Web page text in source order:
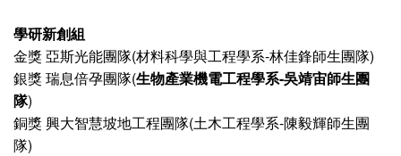
學研新創組
金獎 亞斯光能團隊(材料科學與工程學系-林佳鋒師生團隊)
銀獎 瑞息倍孕團隊(生物產業機電工程學系-吳靖宙師生團
隊)
銅獎 興大智慧坡地工程團隊(土木工程學系-陳毅輝師生團
隊)